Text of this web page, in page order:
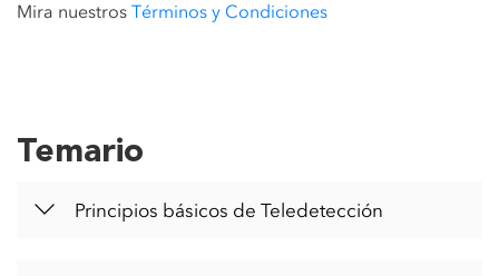
Mira nuestros Términos y Condiciones
Temario
Principios básicos de Teledetección